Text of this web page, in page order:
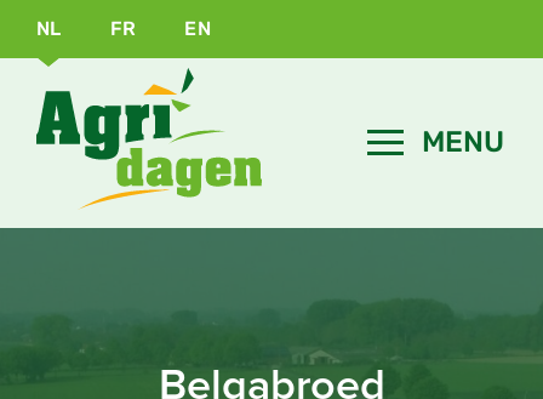
NL FR EN
Belgabroed